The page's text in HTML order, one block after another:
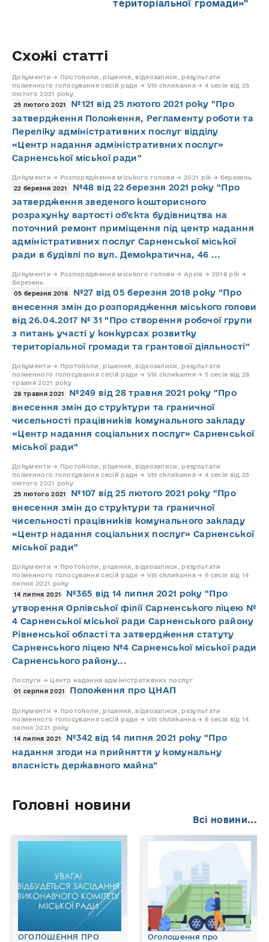
територіальної громади»"
Схожі статті
Документи → Протоколи, рішення, відеозаписи, результати
поіменного голосування сесій ради → VIII скликання → 4 сесія від 25
лютого 2021 року
25 лютого 2021
№121 від 25 лютого 2021 року "Про
затвердження Положення, Регламенту роботи та
Переліку адміністративних послуг відділу
«Центр надання адміністративних послуг»
Сарненської міської ради"
Документи → Розпорядження міського голови → 2021 рік → Березень
22 березня 2021
№48 від 22 березня 2021 року "Про
затвердження зведеного кошторисного
розрахунку вартості об’єкта будівництва на
поточний ремонт приміщення під центр надання
адміністративних послуг Сарненської міської
ради в будівлі по вул. Демократична, 46 ...
Документи → Розпорядження міського голови → Архів → 2018 рік →
Березень
05 березня 2018
№27 від 05 березня 2018 року "Про
внесення змін до розпорядження міського голови
від 26.04.2017 № 31 "Про створення робочої групи
з питань участі у конкурсах розвитку
територіальної громади та грантової діяльності"
Документи → Протоколи, рішення, відеозаписи, результати
поіменного голосування сесій ради → VIII скликання → 5 сесія від 28
травня 2021 року
28 травня 2021
№249 від 28 травня 2021 року "Про
внесення змін до структури та граничної
чисельності працівників комунального закладу
«Центр надання соціальних послуг» Сарненської
міської ради"
Документи → Протоколи, рішення, відеозаписи, результати
поіменного голосування сесій ради → VIII скликання → 4 сесія від 25
лютого 2021 року
25 лютого 2021
№107 від 25 лютого 2021 року "Про
внесення змін до структури та граничної
чисельності працівників комунального закладу
«Центр надання соціальних послуг» Сарненської
міської ради"
Документи → Протоколи, рішення, відеозаписи, результати
поіменного голосування сесій ради → VIII скликання → 6 сесія від 14
липня 2021 року
14 липня 2021
№365 від 14 липня 2021 року "Про
утворення Орлівської філії Сарненського ліцею №
4 Сарненської міської ради Сарненського району
Рівненської області та затвердження статуту
Сарненського ліцею №4 Сарненської міської ради
Сарненського району...
Послуги → Центр надання адміністративних послуг
01 серпня 2021
Положення про ЦНАП
Документи → Протоколи, рішення, відеозаписи, результати
поіменного голосування сесій ради → VIII скликання → 6 сесія від 14
липня 2021 року
14 липня 2021
№342 від 14 липня 2021 року "Про
надання згоди на прийняття у комунальну
власність державного майна"
Головні новини
Всі новини...
ОГОЛОШЕННЯ ПРО
Оголошення про